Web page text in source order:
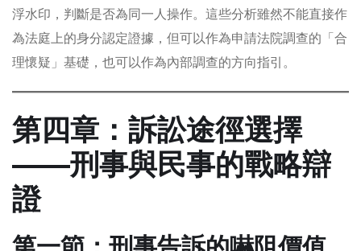
浮水印，判斷是否為同一人操作。這些分析雖然不能直接作
為法庭上的身分認定證據，但可以作為申請法院調查的「合
理懷疑」基礎，也可以作為內部調查的方向指引。
第四章：訴訟途徑選擇
——刑事與民事的戰略辯
證